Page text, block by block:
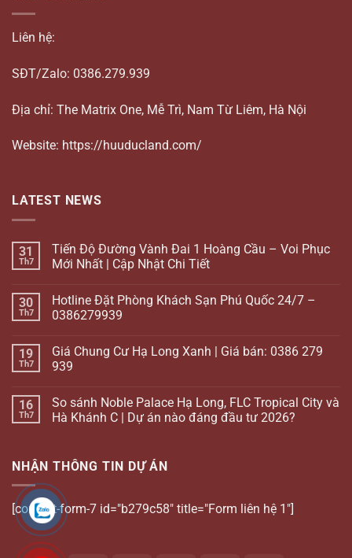
Liên hệ:
SĐT/Zalo: 0386.279.939
Địa chỉ: The Matrix One, Mễ Trì, Nam Từ Liêm, Hà Nội
Website: https://huuducland.com/
LATEST NEWS
31
Th7
Tiến Độ Đường Vành Đai 1 Hoàng Cầu – Voi Phục
Mới Nhất | Cập Nhật Chi Tiết
30
Th7
Hotline Đặt Phòng Khách Sạn Phú Quốc 24/7 –
0386279939
19
Th7
Giá Chung Cư Hạ Long Xanh | Giá bán: 0386 279
939
16
Th7
So sánh Noble Palace Hạ Long, FLC Tropical City và
Hà Khánh C | Dự án nào đáng đầu tư 2026?
NHẬN THÔNG TIN DỰ ÁN
[contact-form-7 id="b279c58" title="Form liên hệ 1"]